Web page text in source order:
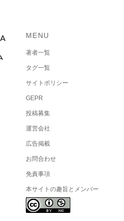
MENU
著者一覧
タグ一覧
サイトポリシー
GEPR
投稿募集
運営会社
広告掲載
お問合わせ
免責事項
本サイトの趣旨とメンバー